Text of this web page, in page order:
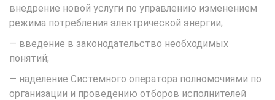
внедрение новой услуги по управлению изменением
режима потребления электрической энергии;
— введение в законодательство необходимых
понятий;
— наделение Системного оператора полномочиями по
организации и проведению отборов исполнителей